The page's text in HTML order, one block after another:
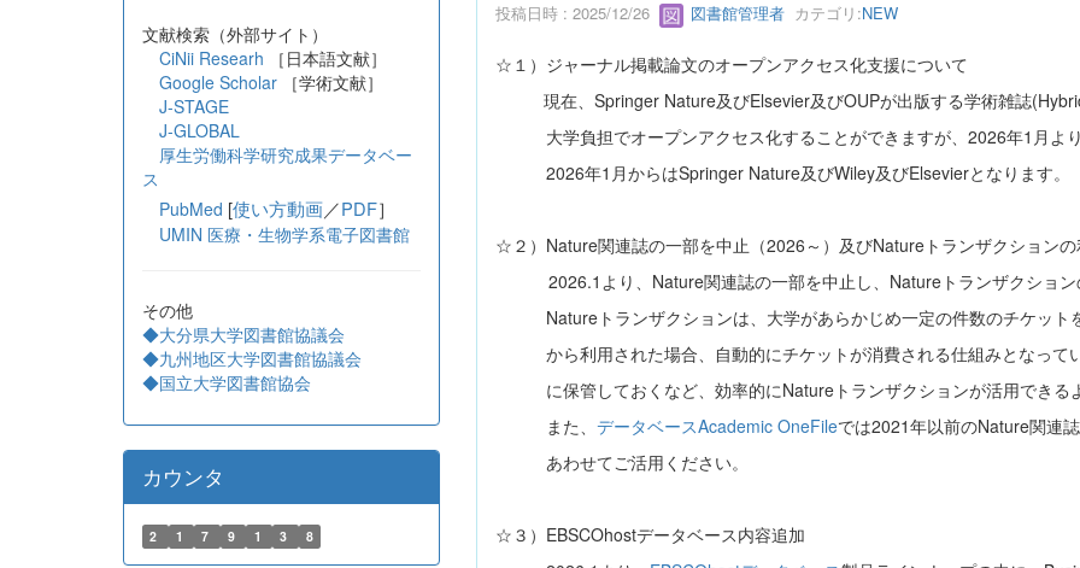
投稿日時 : 2025/12/26 図書館管理者カテゴリ:NEW
☆１）ジャーナル掲載論文のオープンアクセス化支援について
現在、Springer Nature及びElsevier及びOUPが出版する学術雑誌
大学負担でオープンアクセス化することができますが、2026年1月よ
2026年1月からはSpringer Nature及びWiley及びElsevierとなります。
☆２）Nature関連誌の一部を中止（2026～）及びNatureトランザクション
2026.1より、Nature関連誌の一部を中止し、Natureトランザクション
Natureトランザクションは、大学があらかじめ一定の件数のチケット
から利用された場合、自動的にチケットが消費される仕組みとなって
に保管しておくなど、効率的にNatureトランザクションが活用できる
また、 データベースAcademic OneFileでは2021年以前のNature関連
あわせてご活用ください。
☆３）EBSCOhostデータベース内容追加
文献検索（外部サイト）
CiNii Researh ［日本語文献］
Google Scholar
［学術文献］
J-STAGE
J-GLOBAL
厚生労働科学研究成果データベー
ス
PubMed [使い方動画／PDF］
UMIN 医療・生物学系電子図書館
その他
◆大分県大学図書館協議会
◆九州地区大学図書館協議会
◆国立大学図書館協会
カウンタ
2 1 7 9 1 3 8